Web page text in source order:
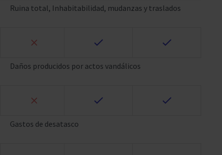
Ruina total, Inhabitabilidad, mudanzas y traslados
Daños producidos por actos vandálicos
Gastos de desatasco